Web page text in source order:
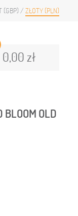
(GBP) ZŁOTY (PLN)
0,00 zł
BLOOM OLD